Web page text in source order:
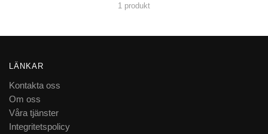
1 produkt
LÄNKAR
Kontakta oss
Om oss
Våra tjänster
Integritetspolicy